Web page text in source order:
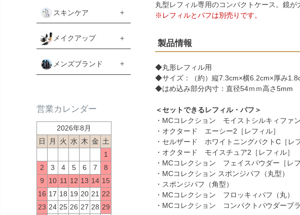
スキンケア
メイクアップ
メンズブランド
営業カレンダー
2026年8月
日
月 火 水 木 金 土
1
2
3 4 5 6 7
8
9
10 11 12 13 14 15
16 17 18 19 20 21 22
23 24 25 26 27 28 29
丸型レフィル専用のコンパクトケース。鏡が
※レフィルとパフは別売りです。
製品情報
◆丸形レフィル用
◆サイズ：（約）縦7.3cm×横6.2cm×厚み
◆はめ込み部分内寸：直径54ｍｍ高さ5mm
＜セットできるレフィル・パフ＞
・ MCコレクション モイストシルキィファン
・ オクタード エーシー2［レフィル］
・ セルザード ホワイトニングパクトC［レ
・ オクタード モイスチュア2［レフィル］
・ MCコレクション フェイスパウダー［レフ
・ MCコレクション スポンジパフ（丸型）
・ スポンジパフ（角型）
・ MCコレクション フロッキィパフ（丸）
・ MCコレクション コンパクトパウダーブ